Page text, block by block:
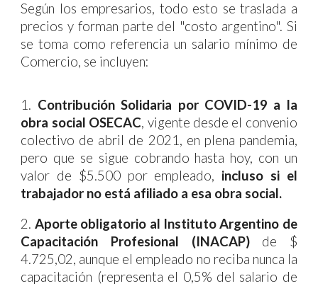
Según los empresarios, todo esto se traslada a
precios y forman parte del "costo argentino". Si
se toma como referencia un salario mínimo de
Comercio, se incluyen:
1. Contribución Solidaria por COVID-19 a la
obra social OSECAC, vigente desde el convenio
colectivo de abril de 2021, en plena pandemia,
pero que se sigue cobrando hasta hoy, con un
valor de $5.500 por empleado, incluso si el
trabajador no está afiliado a esa obra social.
2. Aporte obligatorio al Instituto Argentino de
Capacitación Profesional (INACAP) de $
4.725,02, aunque el empleado no reciba nunca la
capacitación (representa el 0,5% del salario de